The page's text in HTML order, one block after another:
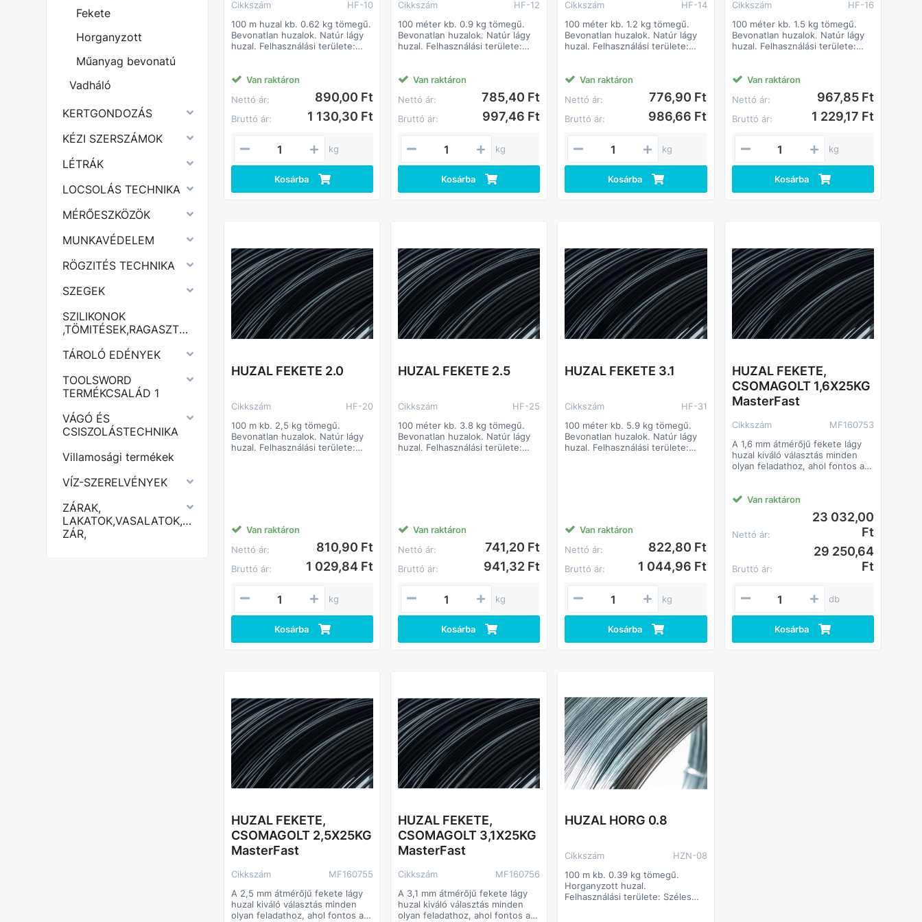
Fekete
Horganyzott
Műanyag bevonatú
Vadháló
KERTGONDOZÁS
KÉZI SZERSZÁMOK
LÉTRÁK
LOCSOLÁS TECHNIKA
MÉRŐESZKÖZÖK
MUNKAVÉDELEM
RÖGZITÉS TECHNIKA
SZEGEK
SZILIKONOK
,TÖMITÉSEK,RAGASZTÓK,PURHABOK,
TÁROLÓ EDÉNYEK
TOOLSWORD
TERMÉKCSALÁD 1
VÁGÓ ÉS
CSISZOLÁSTECHNIKA
Villamosági termékek
VÍZ-SZERELVÉNYEK
ZÁRAK,
LAKATOK,VASALATOK,KERÉKPÁR
ZÁR,
Cikkszám
HF-10
100 m huzal kb. 0.62 kg tömegű.
Bevonatlan huzalok. Natúr lágy
huzal. Felhasználási területe:
alapanyagként. Alapanyaga: I.
Van raktáron
Nettó ár:
890,00 Ft
Bruttó ár: 1 130,30 Ft
kg
Kosárba
Cikkszám
HF-12
100 méter kb. 0.9 kg tömegű.
Bevonatlan huzalok. Natúr lágy
huzal. Felhasználási területe:
alapanyagként. Alapanyaga: I.
Van raktáron
Nettó ár:
785,40 Ft
Bruttó ár: 997,46 Ft
kg
Kosárba
Cikkszám
HF-14
100 méter kb. 1.2 kg tömegű.
Bevonatlan huzalok. Natúr lágy
huzal. Felhasználási területe:
alapanyagként. Alapanyaga: I.
Van raktáron
Nettó ár:
776,90 Ft
Bruttó ár: 986,66 Ft
kg
Kosárba
Cikkszám
HF-16
100 méter kb. 1.5 kg tömegű.
Bevonatlan huzalok. Natúr lágy
huzal. Felhasználási területe:
alapanyagként. Alapanyaga: I.
Van raktáron
Nettó ár:
967,85 Ft
Bruttó ár: 1 229,17 Ft
kg
Kosárba
HUZAL FEKETE 2.0
Cikkszám
HF-20
100 m kb. 2,5 kg tömegű.
Bevonatlan huzalok. Natúr lágy
huzal. Felhasználási területe:
Van raktáron
Nettó ár:
810,90 Ft
Bruttó ár: 1 029,84 Ft
kg
Kosárba
HUZAL FEKETE 2.5
Cikkszám
HF-25
100 méter kb. 3.8 kg tömegű.
Bevonatlan huzalok. Natúr lágy
huzal. Felhasználási területe:
Van raktáron
Nettó ár:
741,20 Ft
Bruttó ár: 941,32 Ft
kg
Kosárba
HUZAL FEKETE 3.1
Cikkszám
HF-31
100 méter kb. 5.9 kg tömegű.
Bevonatlan huzalok. Natúr lágy
huzal. Felhasználási területe:
Van raktáron
Nettó ár:
822,80 Ft
Bruttó ár: 1 044,96 Ft
kg
Kosárba
HUZAL FEKETE,
CSOMAGOLT 1,6X25KG
MasterFast
Cikkszám
MF160753
A 1,6 mm átmérőjű fekete lágy
huzal kiváló választás minden
olyan feladathoz, ahol fontos a
lágyított anyag biztosítja, hogy a
huzal könnyen hajlítható,
csomózható és tekercselhető
legyen, mégis megfelelően
kiszerelés gazdaságos megoldás
ipari, mezőgazdasági és
építőipari munkákhoz is.
Főbb jellemzők
• Kiszerelés: 25 kg
• Csomagolás: tekercselt,
fóliázott csomag
Előnyök
Van raktáron
Nettó ár:
23 032,00
Ft
Bruttó ár:
29 250,64
Ft
db
Kosárba
HUZAL FEKETE,
CSOMAGOLT 2,5X25KG
MasterFast
Cikkszám
MF160755
A 2,5 mm átmérőjű fekete lágy
huzal kiváló választás minden
olyan feladathoz, ahol fontos a
HUZAL FEKETE,
CSOMAGOLT 3,1X25KG
MasterFast
Cikkszám
MF160756
A 3,1 mm átmérőjű fekete lágy
huzal kiváló választás minden
olyan feladathoz, ahol fontos a
HUZAL HORG 0.8
Cikkszám
HZN-08
100 m kb. 0.39 kg tömegű.
Horganyzott huzal.
Felhasználási területe: Széles